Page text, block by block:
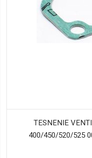
TESNENIE
400/450/520/525